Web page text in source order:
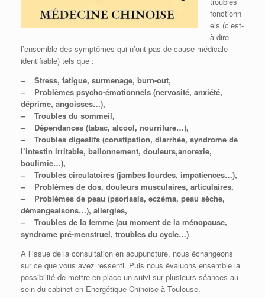
fonctionn
els (c’est-
à-dire
l’ensemble des symptômes qui n’ont pas de cause médicale
identifiable) tels que :
– Stress, fatigue, surmenage, burn-out,
– Problèmes psycho-émotionnels (nervosité, anxiété,
déprime, angoisses…),
– Troubles du sommeil,
– Dépendances (tabac, alcool, nourriture…),
– Troubles digestifs (constipation, diarrhée, syndrome de
l’intestin irritable, ballonnement, douleurs,anorexie,
boulimie…),
– Troubles circulatoires (jambes lourdes, impatiences…),
– Problèmes de dos, douleurs musculaires, articulaires,
– Problèmes de peau (psoriasis, eczéma, peau sèche,
démangeaisons…), allergies,
– Troubles de la femme (au moment de la ménopause,
syndrome pré-menstruel, troubles du cycle…)
A l’issue de la consultation en acupuncture, nous échangeons
sur ce que vous avez ressenti. Puis nous évaluons ensemble la
possibilité de mettre en place un suivi sur plusieurs séances au
sein du cabinet en Energétique Chinoise à Toulouse.